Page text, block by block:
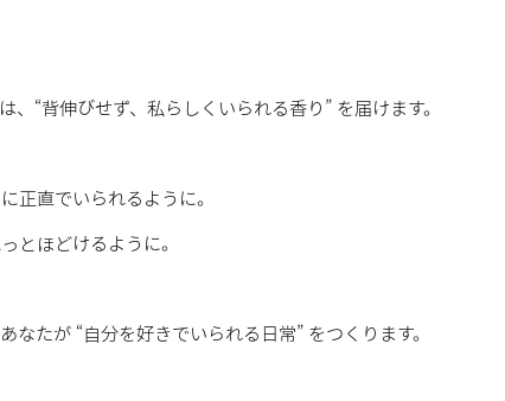
、“背伸びせず、私らしくいられる香り” を届けます。
正直でいられるように。
とほどけるように。
なたが “自分を好きでいられる日常” をつくります。